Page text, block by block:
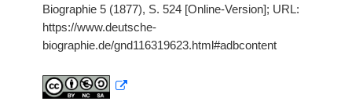
Biographie 5 (1877), S. 524 [Online-Version]; URL:
https://www.deutsche-
biographie.de/gnd116319623.html#adbcontent